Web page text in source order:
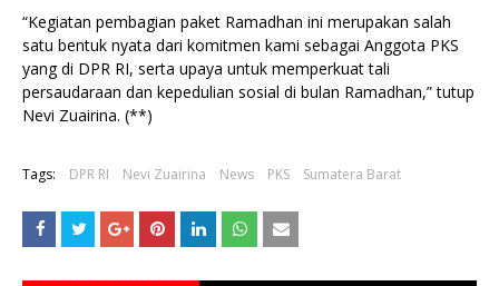
“Kegiatan pembagian paket Ramadhan ini merupakan salah
satu bentuk nyata dari komitmen kami sebagai Anggota PKS
yang di DPR RI, serta upaya untuk memperkuat tali
persaudaraan dan kepedulian sosial di bulan Ramadhan,” tutup
Nevi Zuairina. (**)
Tags: DPR RI Nevi Zuairina News PKS Sumatera Barat